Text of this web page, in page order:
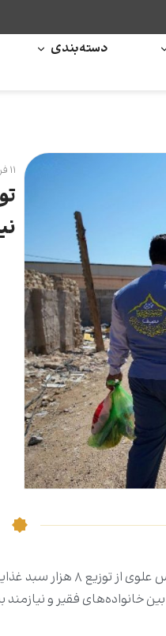
دسته‌بندی
۱۱ فروردین ۱۴۰۳
کادر ناظر بر توزیع
خانواده‌های فقیر و نیازمند